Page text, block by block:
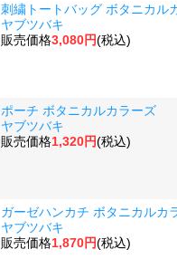
刺繍トートバッグ ボタニカル
ヤブツバキ
販売価格3,080円(税込)
ポーチ ボタニカルカラーズ
ヤブツバキ
販売価格1,320円(税込)
ガーゼハンカチ ボタニカルカ
ヤブツバキ
販売価格1,870円(税込)